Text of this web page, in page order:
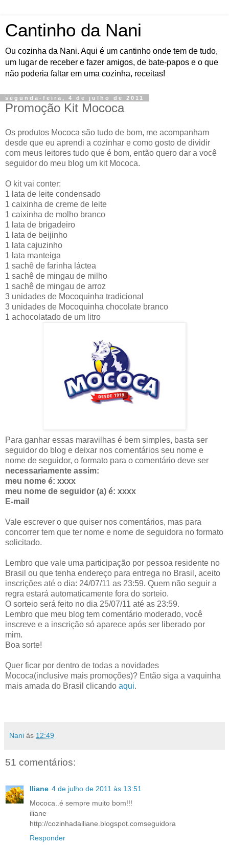
Cantinho da Nani
Ou cozinha da Nani. Aqui é um cantinho onde tem de tudo,
um lugar de receber e fazer amigos, de bate-papos e o que
não poderia faltar em uma cozinha, receitas!
segunda-feira, 4 de julho de 2011
Promoção Kit Mococa
Os produtos Mococa são tudo de bom, me acompanham
desde que eu aprendi a cozinhar e como gosto de dividir
com meus leitores tudo que é bom, então quero dar a você
seguidor do meu blog um kit Mococa.
O kit vai conter:
1 lata de leite condensado
1 caixinha de creme de leite
1 caixinha de molho branco
1 lata de brigadeiro
1 lata de beijinho
1 lata cajuzinho
1 lata manteiga
1 sachê de farinha láctea
1 sachê de mingau de milho
1 sachê de mingau de arroz
3 unidades de Mocoquinha tradicional
3 unidades de Mocoquinha chocolate branco
1 achocolatado de um litro
Para ganhar essas maravilhas é bem simples, basta ser
seguidor do blog e deixar nos comentários seu nome e
nome de seguidor, o formato para o comentário deve ser
necessariamente assim:
meu nome é: xxxx
meu nome de seguidor (a) é: xxxx
E-mail
Vale escrever o que quiser nos comentários, mas para
concorrer tem que ter nome e nome de seguidora no formato
solicitado.
Lembro que vale uma participação por pessoa residente no
Brasil ou que tenha endereço para entrega no Brasil, aceito
inscrições até o dia: 24/07/11 as 23:59. Quem não seguir a
regra estará automaticamente fora do sorteio.
O sorteio será feito no dia 25/07/11 até as 23:59.
Lembro que meu blog tem comentário moderado, você
inscreve e a inscrição só aparece após ser liberado por
mim.
Boa sorte!
Quer ficar por dentro de todas a novidades
Mococa(inclusive mais promoções)? Então siga a vaquinha
mais amada do Brasil clicando aqui.
Nani às 12:49
51 comentários:
Iliane 4 de julho de 2011 às 13:51
Mococa..é sempre muito bom!!!
iliane
http://cozinhadailiane.blogspot.comseguidora
Responder